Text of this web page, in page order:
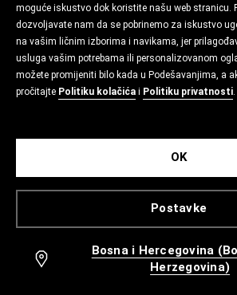
moguće iskustvo dok koristite našu web stranicu.
dozvoljavate nam da se pobrinemo za iskustvo
na vašim ličnim izborima i navikama, jer
usluga vašim potrebama ili personalizovanom
možete promijeniti bilo kada u Podešavanjima, a
pročitajte Politiku kolačića i Politiku privatnosti.
Postavke
OK
Bosna i Hercegovina
Herzegovina)